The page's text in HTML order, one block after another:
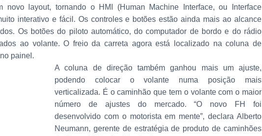
novo layout, tornando o HMI (Human Machine Interface, ou Interface
interativo e fácil. Os controles e botões estão ainda mais ao alcance
Os botões do piloto automático, do computador de bordo e do rádio
ao volante. O freio da carreta agora está localizado na coluna de
painel.
A coluna de direção também ganhou mais um ajuste,
podendo colocar o volante numa posição mais
verticalizada. É o caminhão que tem o volante com o maior
número de ajustes do mercado. “O novo FH foi
desenvolvido com o motorista em mente”, declara Alberto
Neumann, gerente de estratégia de produto de caminhões